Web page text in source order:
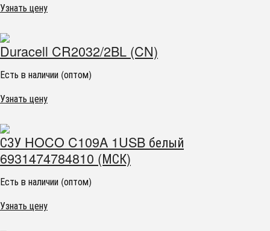
Узнать цену
Duracell CR2032/2BL (CN)
Есть в наличии (оптом)
Узнать цену
СЗУ HOCO C109A 1USB белый
6931474784810 (МСК)
Есть в наличии (оптом)
Узнать цену